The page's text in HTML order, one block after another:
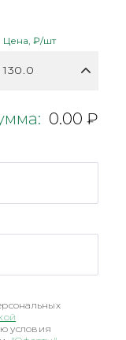
Цена, ₽/шт
130.0
0.00 ₽
условия